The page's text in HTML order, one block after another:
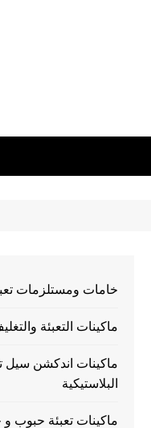
خامات ومستلزمات
ماكينات التعبئة
ماكينات اندكشن سيل
البلاستيكية
ماكينات تعبئة حبوب